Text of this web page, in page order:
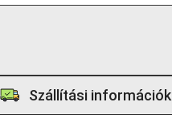
Szállítási információk